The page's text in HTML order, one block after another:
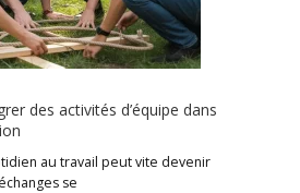
des activités d’équipe dans
au travail peut vite devenir
se